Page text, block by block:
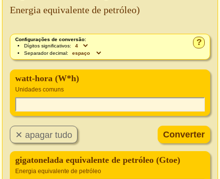
Energia equivalente de petróleo)
?
Configurações de conversão:
Dígitos significativos:
Separador decimal:
watt-hora (W*h)
Unidades comuns
gigatonelada equivalente de petróleo (Gtoe)
Energia equivalente de petróleo